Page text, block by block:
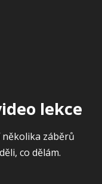
lekce
několika záběrů
co dělám.